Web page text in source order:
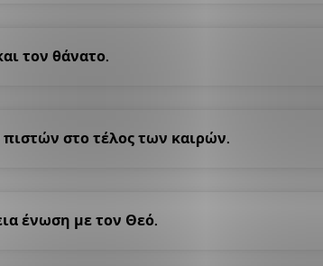
τον θάνατο.
στο τέλος των καιρών.
ένωση με τον Θεό.